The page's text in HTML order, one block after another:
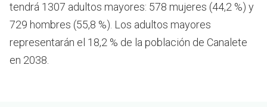
tendrá 1307 adultos mayores: 578 mujeres (44,2 %) y
729 hombres (55,8 %). Los adultos mayores
representarán el 18,2 % de la población de Canalete
en 2038.